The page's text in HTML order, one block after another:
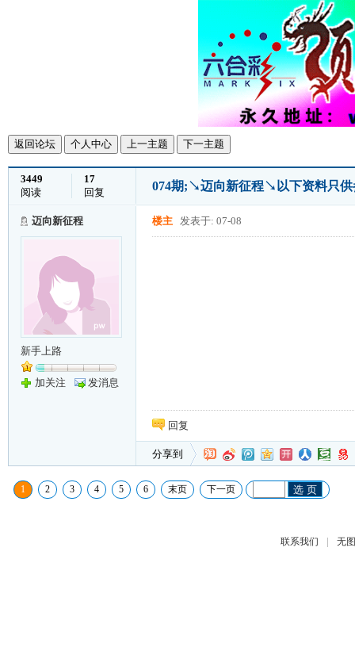
返回论坛 个人中心 上一主题 下一主题
3449
阅读
17
回复
074期;↘迈向新征程↘以下资料只
迈向新征程
新手上路
加关注 发消息
楼主 发表于: 07-08
回复
分享到
1 2 3 4 5 6 末页 下一页 选 页
联系我们 | 无